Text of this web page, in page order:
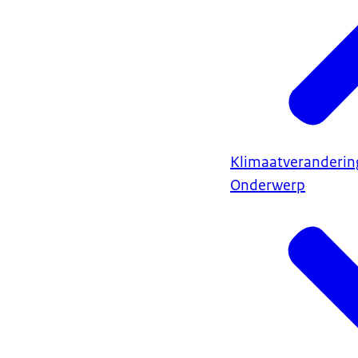
Onderwerp